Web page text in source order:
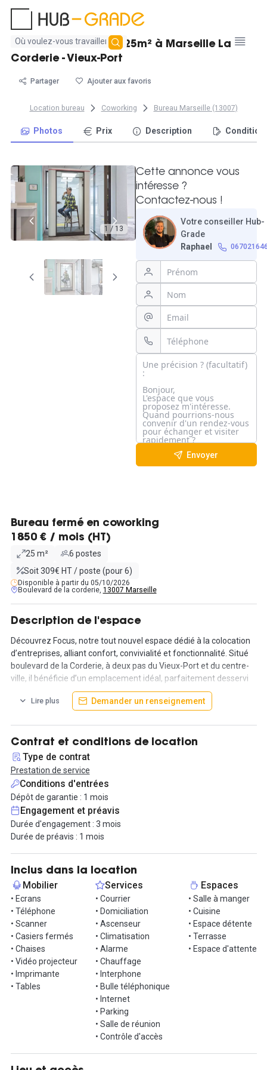
Aucun
résultat
Lumineux bureau de 25m² à Marseille La
Corderie - Vieux-Port
Partager Ajouter aux favoris
Location bureau Coworking Bureau Marseille (13007)
Photos Prix Description
1 / 13
Cette annonce vous
intéresse ?
Contactez-nous !
Votre conseiller Hub-
Grade
Raphael
Envoyer
Bureau fermé en coworking
1850 € / mois (HT)
25 m²
6 postes
Soit 309€ HT / poste (pour 6)
Disponible à partir du 05/10/2026
Boulevard de la corderie, 13007 Marseille
Description de l'espace
Découvrez Focus, notre tout nouvel espace dédié à la colocation
d’entreprises, alliant confort, convivialité et fonctionnalité. Situé
boulevard de la Corderie, à deux pas du Vieux-Port et du centre-
ville, il bénéficie d’un emplacement idéal, parfaitement desservi
entre les stations de métro Vieux-Port et Estrangin.
tailles, pour répondre à tous vos besoins. Un bureau lumineux de
25 m², pouvant accueillir jusqu’à 6 personnes, est actuellement
disponible à la location.
Les atouts de l’espace Focus :
- Cuisine équipée, espace détente et accueil
- Rooftop aménagé pour travailler à l’extérieur ou profiter du
soleil marseillais
- Accès inclus (sur réservation) à 3 phoneboxes et 5 salles de
réunion
La formule est clé-en-main : Wi-Fi fibre haut débit, assurance,
forfaits café/thé et impressions, ainsi qu’un service de
conciergerie d’entreprise sont compris dans la location. Les
bureaux peuvent être loués entièrement équipés, et une place de
parking est disponible en option.
Intéressé(e) ? Contactez-nous dès maintenant pour organiser
une visite !
Lire plus Demander un renseignement
Contrat et conditions de location
Type de contrat
Prestation de service
Conditions d'entrées
Dépôt de garantie : 1 mois
Engagement et préavis
Durée d'engagement : 3 mois
Durée de préavis : 1 mois
Inclus dans la location
Mobilier
• Ecrans
• Téléphone
• Scanner
• Casiers fermés
• Chaises
• Vidéo projecteur
• Imprimante
• Tables
Services
• Courrier
• Domiciliation
• Ascenseur
• Climatisation
• Alarme
• Chauffage
• Interphone
• Bulle téléphonique
• Internet
• Parking
• Salle de réunion
• Contrôle d'accès
Espaces
• Salle à manger
• Cuisine
• Espace détente
• Terrasse
• Espace d'attente